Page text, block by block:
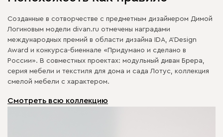
Созданные в сотворчестве с предметным дизайнером Димой
Логиновым модели divan.ru отмечены наградами
международных премий в области дизайна IDA, A’Design
Award и конкурса-биеннале «Придумано и сделано в
России». В совместных проектах: модульный диван Брера,
серия мебели и текстиля для дома и сада Лотус, коллекция
смелой мебели с характером.
Смотреть всю коллекцию